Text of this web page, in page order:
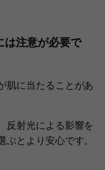
は注意が必要で
肌に当たることがあ
反射光による影響を
とより安心です。